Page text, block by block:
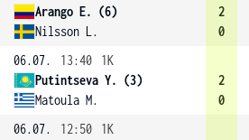
Arango E. (6)
Nilsson L.
2
0
06.07.
13:40
1K
Putintseva Y. (3)
Matoula M.
2
0
06.07.
12:50
1K